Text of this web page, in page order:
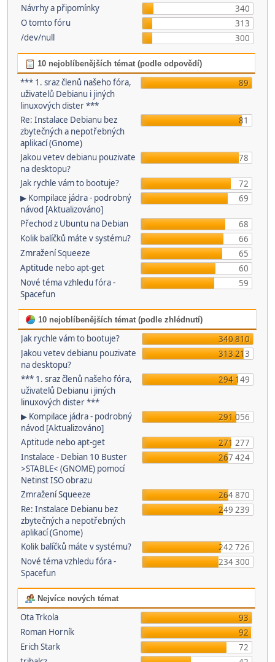
Návrhy a připomínky
340
O tomto fóru
313
/dev/null
300
10 nejoblíbenějších témat (podle odpovědí)
*** 1. sraz členů našeho fóra,
uživatelů Debianu i jiných
linuxových dister ***
89
Re: Instalace Debianu bez
zbytečných a nepotřebných
aplikací (Gnome)
81
Jakou vetev debianu pouzivate
na desktopu?
78
Jak rychle vám to bootuje?
72
▶ Kompilace jádra - podrobný
návod [Aktualizováno]
69
Přechod z Ubuntu na Debian
68
Kolik balíčků máte v systému?
66
Zmražení Squeeze
65
Aptitude nebo apt-get
60
Nové téma vzhledu fóra -
Spacefun
59
10 nejoblíbenějších témat (podle zhlédnutí)
Jak rychle vám to bootuje?
340 810
Jakou vetev debianu pouzivate
na desktopu?
313 213
*** 1. sraz členů našeho fóra,
uživatelů Debianu i jiných
linuxových dister ***
294 149
▶ Kompilace jádra - podrobný
návod [Aktualizováno]
291 056
Aptitude nebo apt-get
271 277
Instalace - Debian 10 Buster
>STABLE< (GNOME) pomocí
Netinst ISO obrazu
267 424
Zmražení Squeeze
264 870
Re: Instalace Debianu bez
zbytečných a nepotřebných
aplikací (Gnome)
249 239
Kolik balíčků máte v systému?
242 726
Nové téma vzhledu fóra -
Spacefun
234 300
Nejvíce nových témat
Ota Trkola
93
Roman Horník
92
Erich Stark
72